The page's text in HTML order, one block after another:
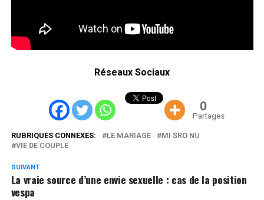
Réseaux Sociaux
0
Partages
RUBRIQUES CONNEXES: LE MARIAGE
MI SRO NU
VIE DE COUPLE
SUIVANT
La vraie source d’une envie sexuelle : cas de la position
vespa